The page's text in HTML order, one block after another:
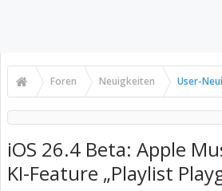
Foren Neuigkeiten User-
iOS 26.4 Beta: Apple
KI-Feature „Playlist